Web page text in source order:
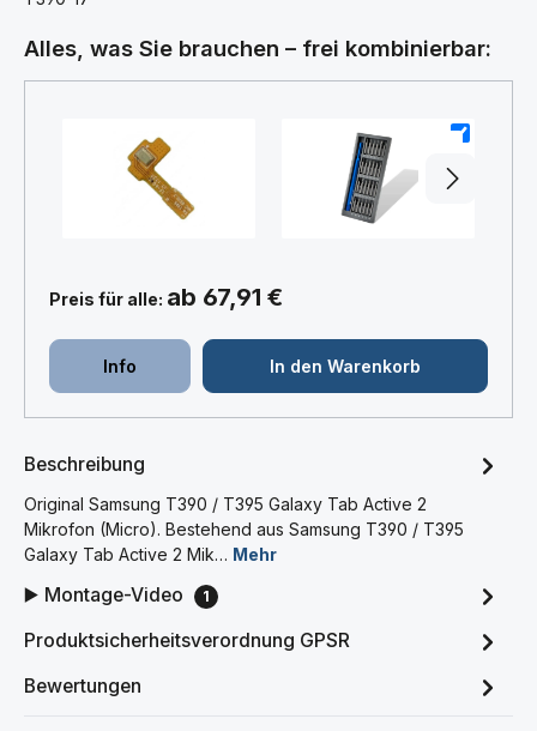
Alles, was Sie brauchen – frei kombinierbar:
Preis für alle: ab 67,91 €
Info In den Warenkorb
Beschreibung
Original Samsung T390 / T395 Galaxy Tab Active 2
Mikrofon (Micro). Bestehend aus Samsung T390 / T395
Galaxy Tab Active 2 Mik… Mehr
▶️ Montage-Video 1
Produktsicherheitsverordnung GPSR
Bewertungen